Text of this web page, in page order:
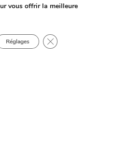
vous offrir la meilleure
Réglages Fermer la bannière